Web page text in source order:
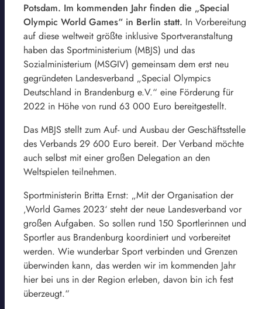
Potsdam. Im kommenden Jahr finden die „Special
Olympic World Games“ in Berlin statt. In Vorbereitung
auf diese weltweit größte inklusive Sportveranstaltung
haben das Sportministerium (MBJS) und das
Sozialministerium (MSGIV) gemeinsam dem erst neu
gegründeten Landesverband „Special Olympics
Deutschland in Brandenburg e.V.“ eine Förderung für
2022 in Höhe von rund 63 000 Euro bereitgestellt.
Das MBJS stellt zum Auf- und Ausbau der Geschäftsstelle
des Verbands 29 600 Euro bereit. Der Verband möchte
auch selbst mit einer großen Delegation an den
Weltspielen teilnehmen.
Sportministerin Britta Ernst: „Mit der Organisation der
‚World Games 2023‘ steht der neue Landesverband vor
großen Aufgaben. So sollen rund 150 Sportlerinnen und
Sportler aus Brandenburg koordiniert und vorbereitet
werden. Wie wunderbar Sport verbinden und Grenzen
überwinden kann, das werden wir im kommenden Jahr
hier bei uns in der Region erleben, davon bin ich fest
überzeugt.“